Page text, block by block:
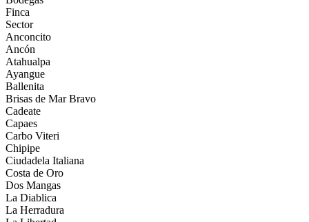
Finca
Sector
Anconcito
Ancón
Atahualpa
Ayangue
Ballenita
Brisas de Mar Bravo
Cadeate
Capaes
Carbo Viteri
Chipipe
Ciudadela Italiana
Costa de Oro
Dos Mangas
La Diablica
La Herradura